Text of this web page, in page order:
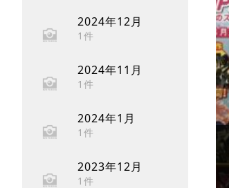
2024年12月
1件
2024年11月
1件
2024年1月
1件
2023年12月
1件